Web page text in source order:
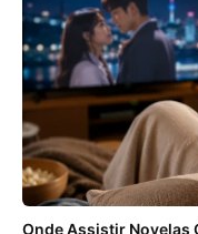
Onde Assistir Novelas